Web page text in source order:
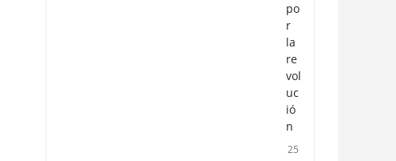
po
r
la
re
vol
uc
ió
n
25